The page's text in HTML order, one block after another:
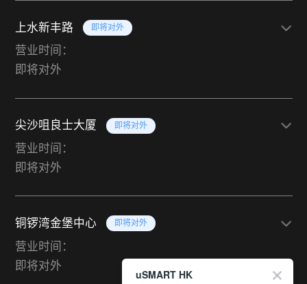
上水新丰路 即将对外
营业时间：
即将对外
尖沙咀良士大厦 即将对外
营业时间：
即将对外
铜锣湾金堡中心 即将对外
营业时间：
即将对外
uSMART HK